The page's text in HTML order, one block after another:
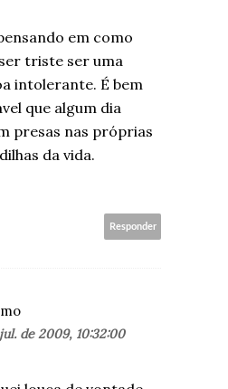
em como
triste ser uma
intolerante. É bem
que algum dia
presas nas próprias
da vida.
Responder
de 2009, 10:32:00